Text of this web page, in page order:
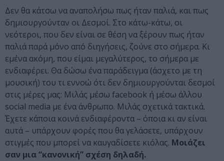
Δεν θα κάτσω να αναπολήσω πως ήταν παλιά, και πως
δημιουργούνταν οι Δεσμοί. Στο κάτω-κάτω, οι
νεότεροι, που δεν είναι σε θέση να ξέρουν πως ήταν
παλιά παρά μόνο από διηγήσεις, ζούνε στο σήμερα. Κι
εμένα ακόμη, που είμαι μεγαλύτερος, το σήμερα με
ενδιαφέρει. Θα δώσω ένα παράδειγμα (άσχετο με τη
μουσική) του τι εννοώ ότι δεν δημιουργούνται δεσμοί
στις μέρες μας: Μιλάς μέσω facebook ή μέσω άλλου
social media με ένα άνθρωπο. Μιλάς σχετικά τακτικά.
Έχετε κάποια κοινά ενδιαφέροντα – όποια κι αν είναι
αυτά – υπάρχουν φορές που θα γελάσετε, υπάρχουν
στιγμές που μπορεί να καυγαδίσετε κιόλας. Μοιάζει
σαν μια “κανονική” σχέση δηλαδή.